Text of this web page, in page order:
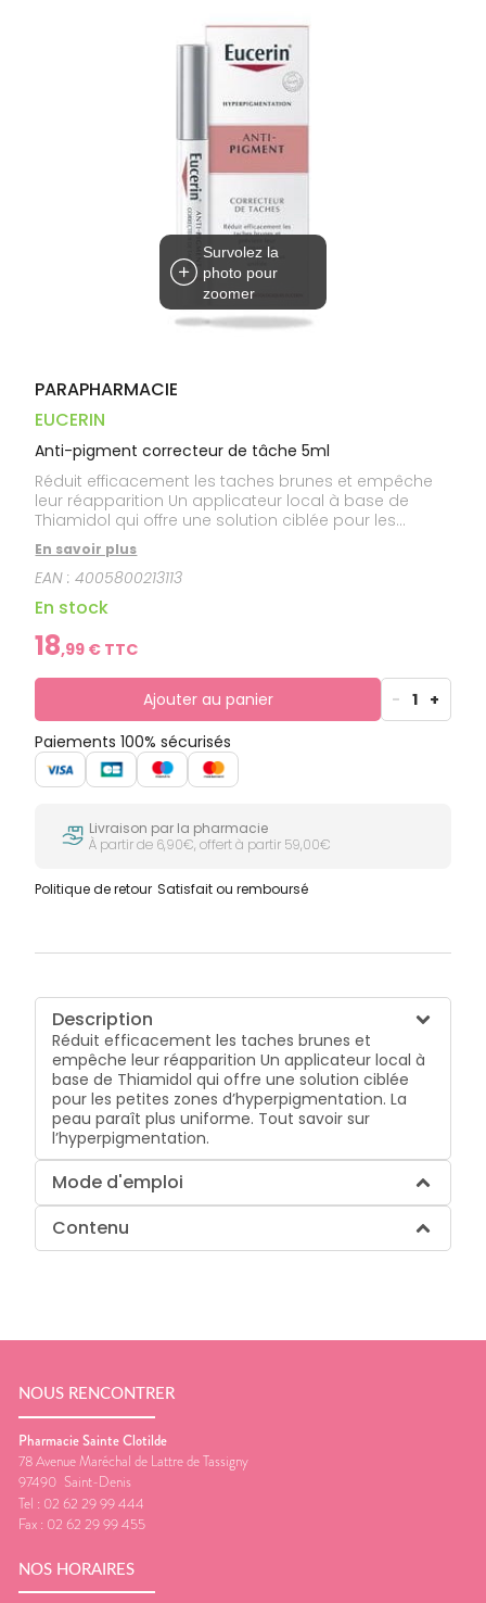
DE SANTÉ
Survolez la
photo pour
zoomer
PARAPHARMACIE
EUCERIN
Anti-pigment correcteur de tâche 5ml
Réduit efficacement les taches brunes et empêche
leur réapparition Un applicateur local à base de
Thiamidol qui offre une solution ciblée pour les
petites zones d’hyperpigmentation. La peau paraît
plus uniforme. Tout savoir sur l’hyperpigmentation.
En savoir plus
EAN :4005800213113
En stock
18,99 € TTC
Ajouter au panier - 1 +
Paiements 100% sécurisés
Livraison par la pharmacie
À partir de 6,90€, offert à partir 59,00€
Politique de retour Satisfait ou remboursé
Description
Réduit efficacement les taches brunes et
empêche leur réapparition Un applicateur local à
base de Thiamidol qui offre une solution ciblée
pour les petites zones d’hyperpigmentation. La
peau paraît plus uniforme. Tout savoir sur
l’hyperpigmentation.
Mode d'emploi
Contenu
NOUS RENCONTRER
Pharmacie Sainte Clotilde
78 Avenue Maréchal de Lattre de Tassigny
97490 Saint-Denis
Tel : 02 62 29 99 444
Fax : 02 62 29 99 455
NOS HORAIRES